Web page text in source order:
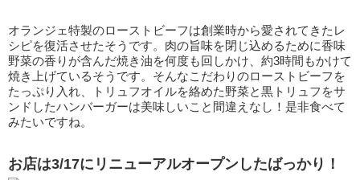
オランジェ特製のローストビーフは創業時から愛されてきたレ
シピを復活させたそうです。肉の旨味を閉じ込めるために香味
野菜の香りが含んだ焼き油を何度も回しかけ、約3時間もかけて
焼き上げているそうです。そんなこだわりのローストビーフを
たっぷり入れ、トリュフオイルを絡めた野菜と黒トリュフをサ
ンドしたハンバーガーは美味しいこと間違えなし！是非食べて
みたいですね。
お店は3/17にリニューアルオープンしたばっかり！